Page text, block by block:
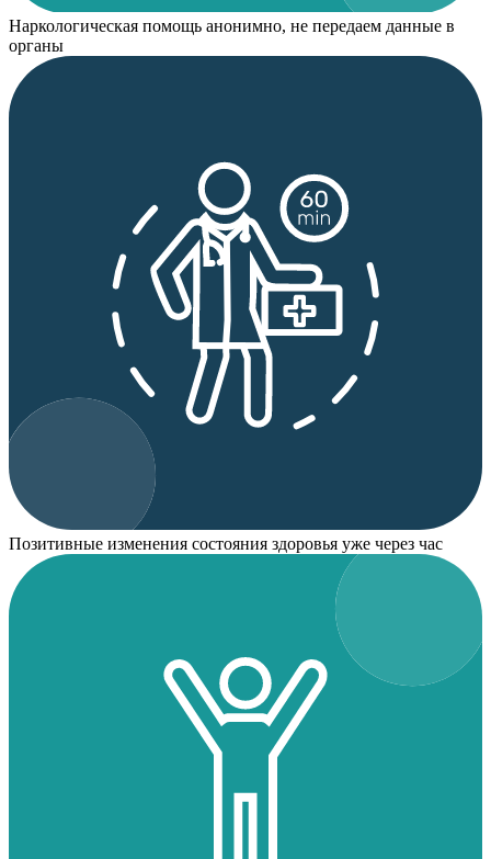
Наркологическая помощь анонимно, не передаем данные в
органы
Позитивные изменения состояния здоровья уже через час